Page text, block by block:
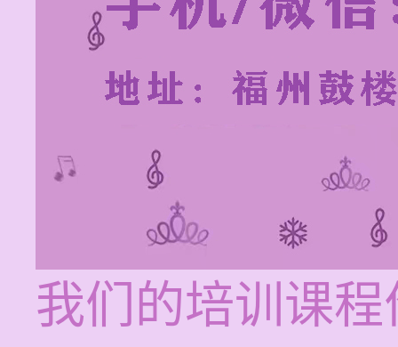
我们的培训课